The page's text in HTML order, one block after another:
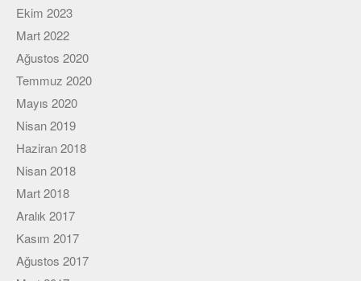
Ekim 2023
Mart 2022
Ağustos 2020
Temmuz 2020
Mayıs 2020
Nisan 2019
Haziran 2018
Nisan 2018
Mart 2018
Aralık 2017
Kasım 2017
Ağustos 2017